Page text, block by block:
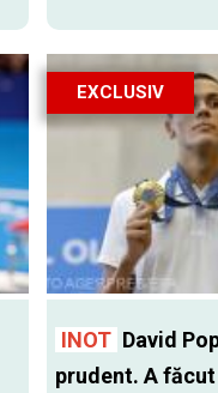
EXCLUSIV
INOT David
prudent. A